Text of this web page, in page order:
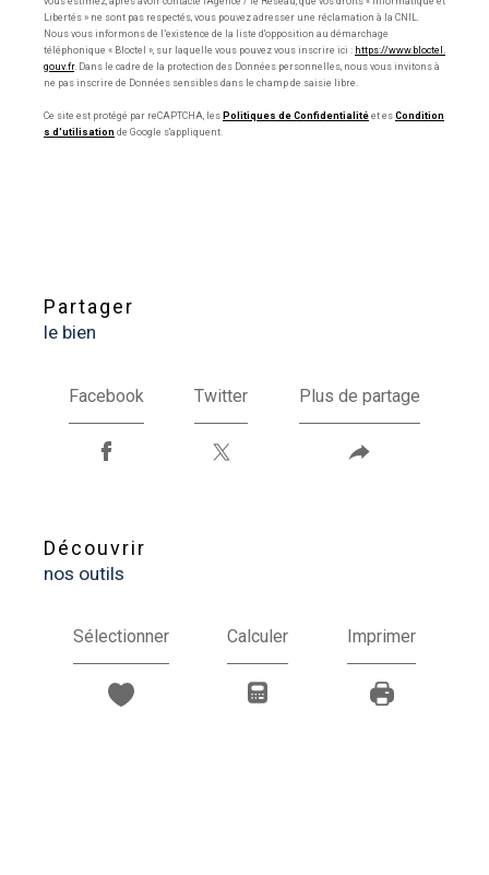
Libertés » ne sont pas respectés, vous pouvez adresser une réclamation à la CNIL.
Nous vous informons de l’existence de la liste d'opposition au démarchage
téléphonique « Bloctel », sur laquelle vous pouvez vous inscrire ici : https://www.bloctel.
gouv.fr. Dans le cadre de la protection des Données personnelles, nous vous invitons à
ne pas inscrire de Données sensibles dans le champ de saisie libre.
Ce site est protégé par reCAPTCHA, les Politiques de Confidentialité et es Condition
s d'utilisation de Google s'appliquent.
partager
le bien
Facebook Twitter Plus de partage
découvrir
nos outils
Sélectionner Calculer Imprimer